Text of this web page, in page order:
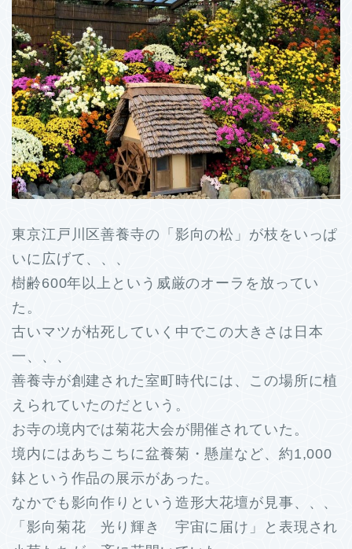
東京江戸川区善養寺の「影向の松」が枝をいっぱ
いに広げて、、、
樹齢600年以上という威厳のオーラを放ってい
た。
古いマツが枯死していく中でこの大きさは日本
一、、、
善養寺が創建された室町時代には、この場所に植
えられていたのだという。
お寺の境内では菊花大会が開催されていた。
境内にはあちこちに盆養菊・懸崖など、約1,000
鉢という作品の展示があった。
なかでも影向作りという造形大花壇が見事、、、
「影向菊花 光り輝き 宇宙に届け」と表現され